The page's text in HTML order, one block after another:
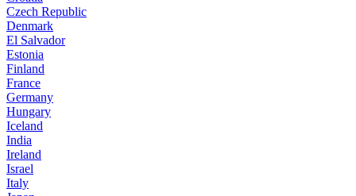
Czech Republic
Denmark
El Salvador
Estonia
Finland
France
Germany
Hungary
Iceland
India
Ireland
Israel
Italy